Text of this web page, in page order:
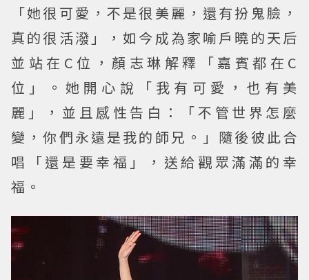
「她很可愛，不是很美麗，還有扮鬼臉，
真的很活潑」，如今成為家喻戶曉的天后
並站在C位，顏志琳解釋「嘉賓都在C
位」。她開心說「我有可愛，也有美
麗」，並且感性告白：「不管世界怎麼
變，你們永遠是我的師兄。」隨後彼此合
唱「還是要幸福」，送給觀眾滿滿的幸
福。